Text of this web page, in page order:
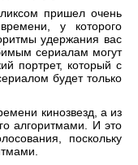
пришел очень
у которого
удержания вас
сериалам могут
портрет, который с
будет только
кинозвезд, а из
алгоритмами. И это
поскольку